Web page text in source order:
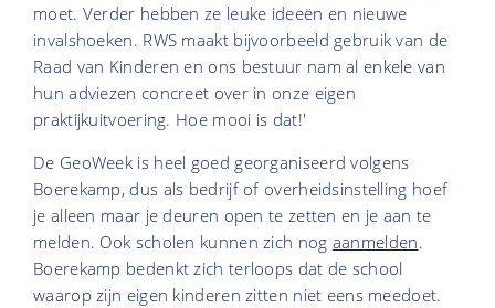
moet. Verder hebben ze leuke ideeën en nieuwe
invalshoeken. RWS maakt bijvoorbeeld gebruik van de
Raad van Kinderen en ons bestuur nam al enkele van
hun adviezen concreet over in onze eigen
praktijkuitvoering. Hoe mooi is dat!'
De GeoWeek is heel goed georganiseerd volgens
Boerekamp, dus als bedrijf of overheidsinstelling hoef
je alleen maar je deuren open te zetten en je aan te
melden. Ook scholen kunnen zich nog aanmelden.
Boerekamp bedenkt zich terloops dat de school
waarop zijn eigen kinderen zitten niet eens meedoet.